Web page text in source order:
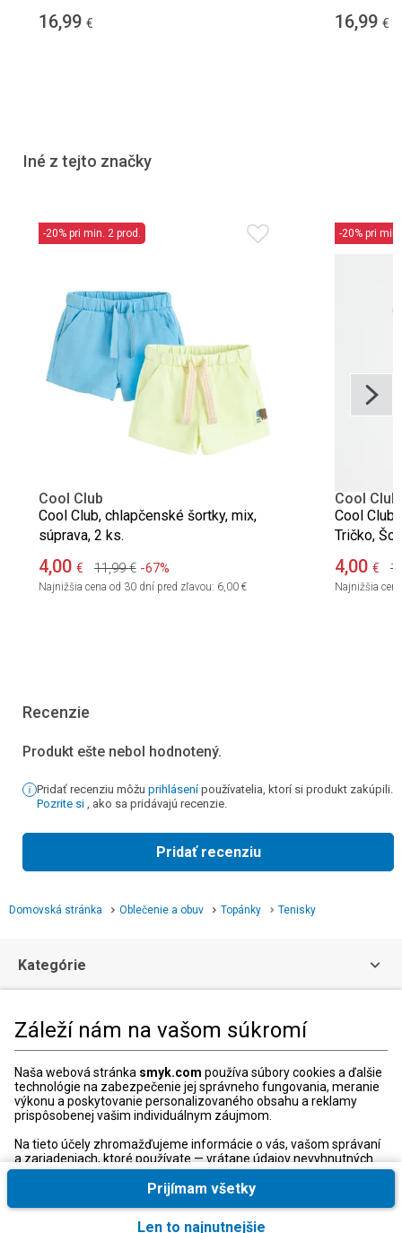
Záleží nám na vašom súkromí
Naša webová stránka smyk.com používa súbory cookies a ďalšie
technológie na zabezpečenie jej správneho fungovania, meranie
výkonu a poskytovanie personalizovaného obsahu a reklamy
prispôsobenej vašim individuálnym záujmom.
Na tieto účely zhromažďujeme informácie o vás, vašom správaní
a zariadeniach, ktoré používate — vrátane údajov nevyhnutných
na správne fungovanie webovej stránky smyk.com. Tieto
nevyhnutné súbory cookies môžete deaktivovať zmenou
Len to najnutnejšie
Prijímam všetky
16,99 € 16,99 €
Iné z tejto značky
-20% pri min. 2 prod.
Cool Club
Cool Club, chlapčenské šortky, mix,
súprava, 2 ks.
4,00 € 11,99 € -67%
Najnižšia cena od 30 dní pred zľavou: 6,00 €
-20% pri
Cool Club
Cool
Tričko,
4,00 €
Najnižšia
Recenzie
Produkt ešte nebol hodnotený.
Pridať recenziu môžu prihlásení používatelia, ktorí si produkt zakúpili.
Pozrite si , ako sa pridávajú recenzie.
Pridať recenziu
Domovská stránka Oblečenie a obuv Topánky Tenisky
Kategórie
Zákaznícka zóna
Právne informácie
Zákaznícke Centrum
Kontaktný formulár
+421 240 20 8000